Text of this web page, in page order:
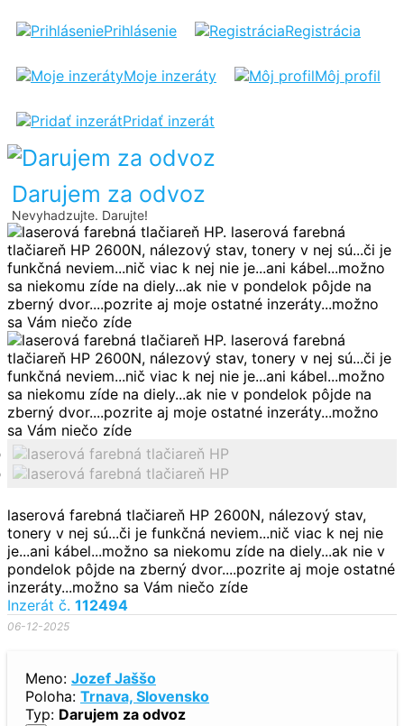
Prihlásenie Registrácia
Moje inzeráty Môj profil
Pridať inzerát
Darujem za odvoz
Nevyhadzujte. Darujte!
LASEROVÁ
TLAČIAREŇ
laserová farebná tlačiareň HP 2600N, nálezový stav,
tonery v nej sú...či je funkčná neviem...nič viac k nej nie
je...ani kábel...možno sa niekomu zíde na diely...ak nie v
pondelok pôjde na zberný dvor....pozrite aj moje ostatné
inzeráty...možno sa Vám niečo zíde
Inzerát č. 112494
06-12-2025
Meno: Jozef Jaššo
Poloha: Trnava, Slovensko
Typ: Darujem za odvoz